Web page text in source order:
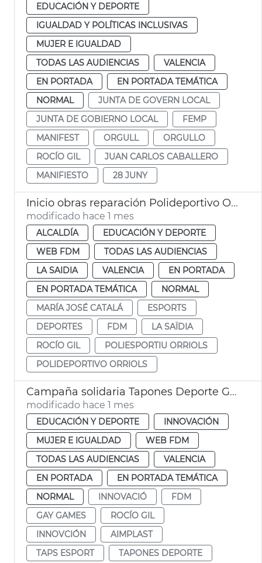
EDUCACIÓN Y DEPORTE
IGUALDAD Y POLÍTICAS INCLUSIVAS
MUJER E IGUALDAD
TODAS LAS AUDIENCIAS
VALENCIA
EN PORTADA
EN PORTADA TEMÁTICA
NORMAL
JUNTA DE GOVERN LOCAL
JUNTA DE GOBIERNO LOCAL
FEMP
MANIFEST
ORGULL
ORGULLO
ROCÍO GIL
JUAN CARLOS CABALLERO
MANIFIESTO
28 JUNY
Inicio obras reparación Polideportivo Orriols València
modificado hace 1 mes
ALCALDÍA
EDUCACIÓN Y DEPORTE
WEB FDM
TODAS LAS AUDIENCIAS
LA SAIDIA
VALENCIA
EN PORTADA
EN PORTADA TEMÁTICA
NORMAL
MARÍA JOSÉ CATALÁ
ESPORTS
DEPORTES
FDM
LA SAÏDIA
ROCÍO GIL
POLIESPORTIU ORRIOLS
POLIDEPORTIVO ORRIOLS
Campaña solidaria Tapones Deporte Gay Games
modificado hace 1 mes
EDUCACIÓN Y DEPORTE
INNOVACIÓN
MUJER E IGUALDAD
WEB FDM
TODAS LAS AUDIENCIAS
VALENCIA
EN PORTADA
EN PORTADA TEMÁTICA
NORMAL
INNOVACIÓ
FDM
GAY GAMES
ROCÍO GIL
INNOVCIÓN
AIMPLAST
TAPS ESPORT
TAPONES DEPORTE